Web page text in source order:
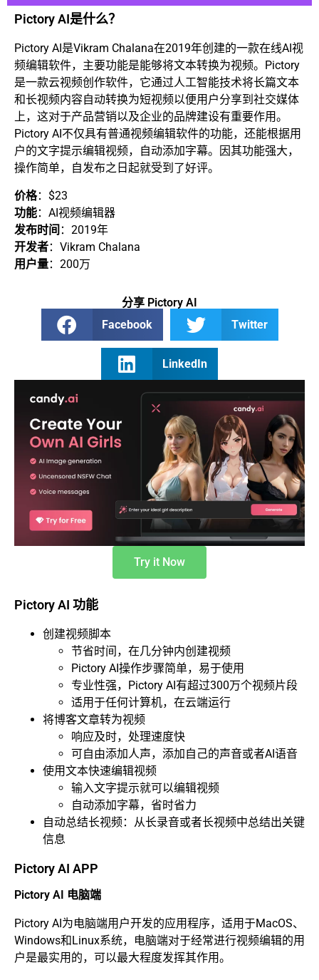
Pictory AI是什么？
Pictory AI是Vikram Chalana在2019年创建的一款在线AI视
频编辑软件，主要功能是能够将文本转换为视频。Pictory
是一款云视频创作软件，它通过人工智能技术将长篇文本
和长视频内容自动转换为短视频以便用户分享到社交媒体
上，这对于产品营销以及企业的品牌建设有重要作用。
Pictory AI不仅具有普通视频编辑软件的功能，还能根据用
户的文字提示编辑视频，自动添加字幕。因其功能强大，
操作简单，自发布之日起就受到了好评。
价格：$23
功能：AI视频编辑器
发布时间 ：2019年
开发者：Vikram Chalana
用户量：200万
分享 Pictory AI
Facebook
Twitter
LinkedIn
Try it Now
Pictory AI 功能
创建视频脚本
节省时间，在几分钟内创建视频
Pictory AI操作步骤简单，易于使用
专业性强，Pictory AI有超过300万个视频片段
适用于任何计算机，在云端运行
将博客文章转为视频
响应及时，处理速度快
可自由添加人声，添加自己的声音或者AI语音
使用文本快速编辑视频
输入文字提示就可以编辑视频
自动添加字幕，省时省力
自动总结长视频：从长录音或者长视频中总结出关键
信息
Pictory AI APP
Pictory AI 电脑端
Pictory AI为电脑端用户开发的应用程序，适用于MacOS、
Windows和Linux系统，电脑端对于经常进行视频编辑的用
户是最实用的，可以最大程度发挥其作用。